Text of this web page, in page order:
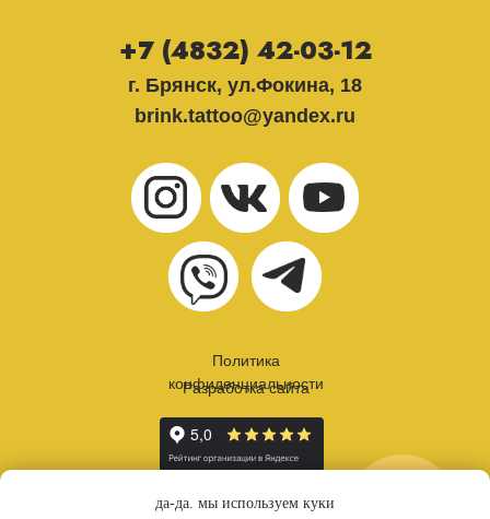
г. Брянск, ул.Фокина, 18
brink.tattoo@yandex.ru
+7 (4832) 42-03-12
Политика
конфиденциальности
Разработка сайта
да-да. мы используем куки